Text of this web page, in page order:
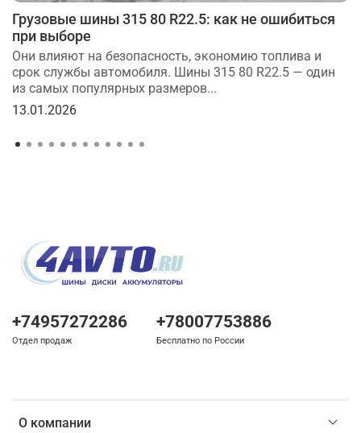
Грузовые шины 315 80 R22.5: как не ошибиться
при выборе
Они влияют на безопасность, экономию топлива и
срок службы автомобиля. Шины 315 80 R22.5 — один
из самых популярных размеров...
13.01.2026
О компании
+74957272286
Отдел продаж
+78007753886
Бесплатно по России